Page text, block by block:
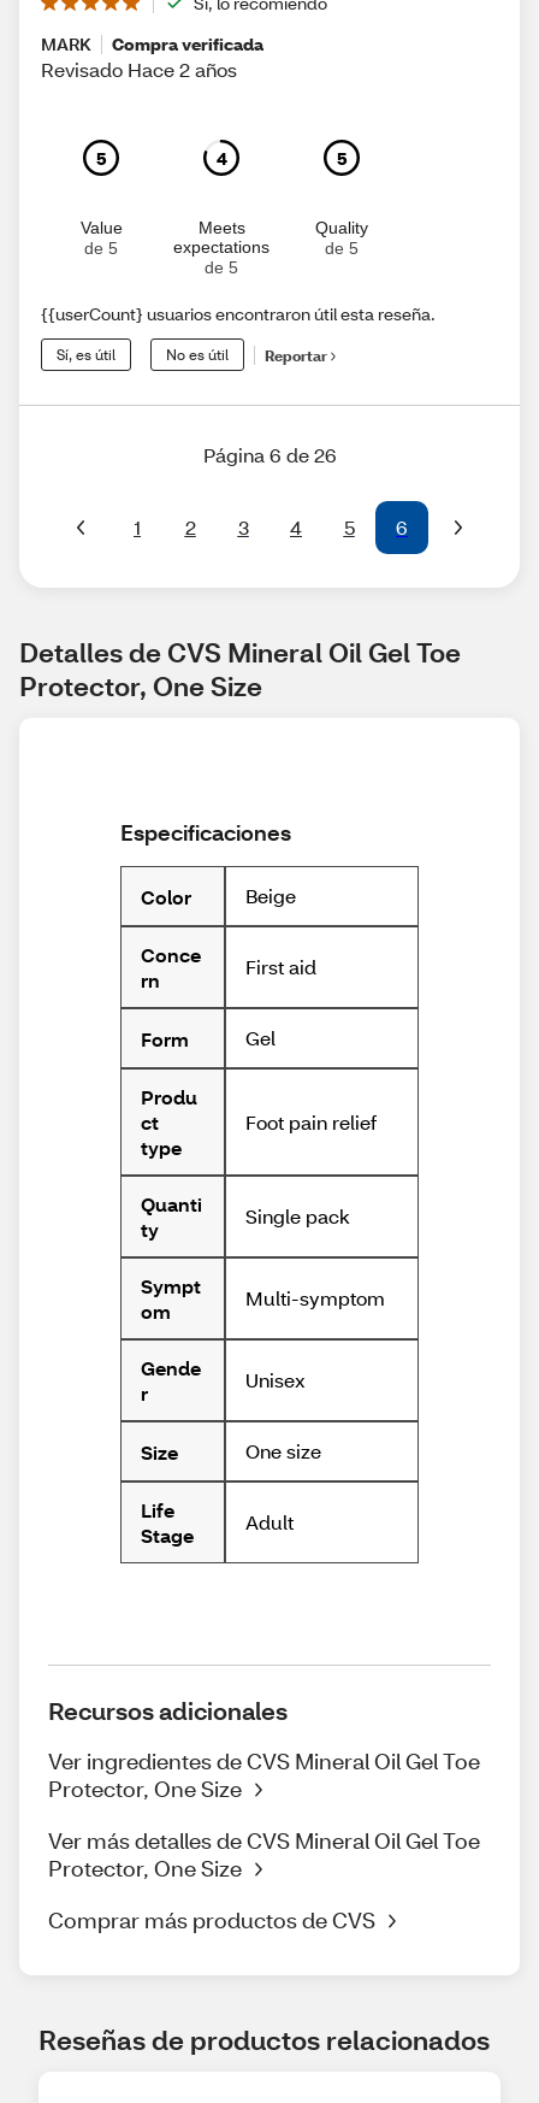
MARK
Compra verificada
Revisado Hace 2 años
5
Value
de 5
4
Meets
expectations
de 5
5
Quality
de 5
{{userCount} usuarios encontraron útil esta reseña.
Sí, es útil No es útil Reportar
Página 6 de 26
1 2 3 4 5 6
Detalles de CVS Mineral Oil Gel Toe
Protector, One Size
Especificaciones
Color Beige
Conce
rn
First aid
Form Gel
Produ
ct
type
Foot pain relief
Quanti
ty
Single pack
Sympt
om
Multi-symptom
Gende
r
Unisex
Size One size
Life
Stage
Adult
Recursos adicionales
Ver ingredientes de CVS Mineral Oil Gel Toe
Protector, One Size
Ver más detalles de CVS Mineral Oil Gel Toe
Protector, One Size
Comprar más productos de CVS
Reseñas de productos relacionados